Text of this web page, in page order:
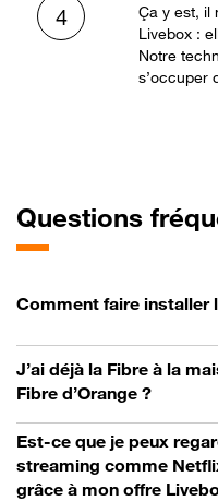
4
Ça y est, il
Livebox :
Notre
s’occuper
Questions
Comment faire installer
J’ai déjà la Fibre à la
Fibre d’Orange ?
Est-ce que je peux
streaming comme
grâce à mon offre